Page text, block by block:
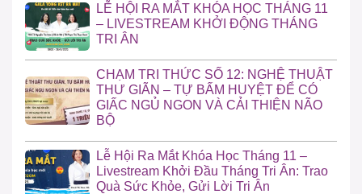
LỄ HỘI RA MẮT KHÓA HỌC THÁNG 11
– LIVESTREAM KHỞI ĐỘNG THÁNG
TRI ÂN
CHẠM TRI THỨC SỐ 12: NGHỆ THUẬT
THƯ GIÃN – TỰ BẤM HUYỆT ĐỂ CÓ
GIẤC NGỦ NGON VÀ CẢI THIỆN NÃO
BỘ
Lễ Hội Ra Mắt Khóa Học Tháng 11 –
Livestream Khởi Đầu Tháng Tri Ân: Trao
Quà Sức Khỏe, Gửi Lời Tri Ân